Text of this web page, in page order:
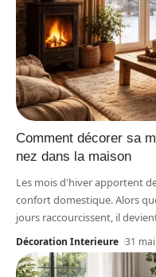
Comment décorer sa
nez dans la maison
Les mois d'hiver apportent
confort domestique. Alors
jours raccourcissent, il
Décoration Interieure 31